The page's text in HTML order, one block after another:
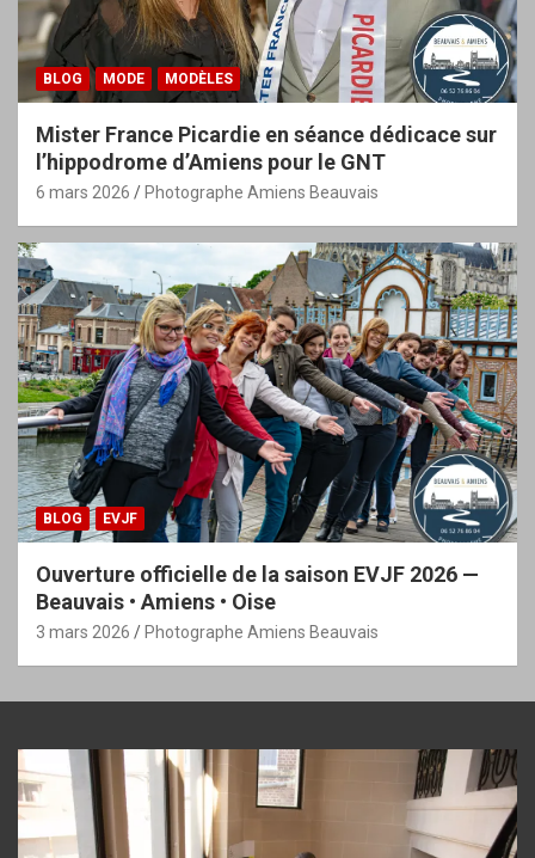
BLOG MODE MODÈLES
Mister France Picardie en séance dédicace sur
l’hippodrome d’Amiens pour le GNT
6 mars 2026 Photographe Amiens Beauvais
BLOG EVJF
Ouverture officielle de la saison EVJF 2026 —
Beauvais • Amiens • Oise
3 mars 2026 Photographe Amiens Beauvais